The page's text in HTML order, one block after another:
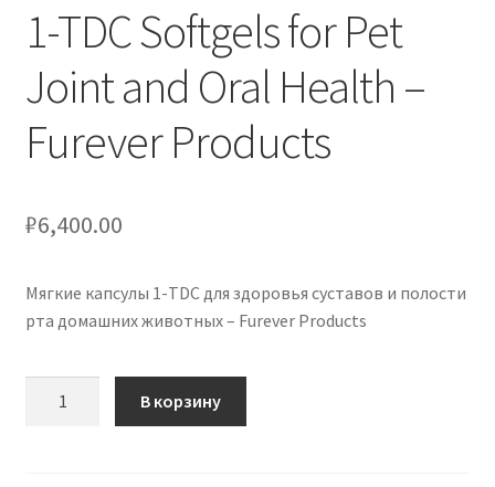
1-TDC Softgels for Pet
Joint and Oral Health –
Furever Products
₽6,400.00
Мягкие капсулы 1-TDC для здоровья суставов и полости
рта домашних животных – Furever Products
В корзину